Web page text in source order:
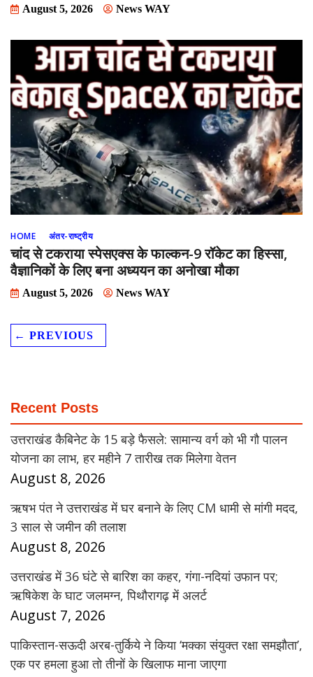
August 5, 2026 News WAY
HOME अंतर-राष्ट्रीय
चांद से टकराया स्पेसएक्स के फाल्कन-9 रॉकेट का हिस्सा,
वैज्ञानिकों के लिए बना अध्ययन का अनोखा मौका
August 5, 2026 News WAY
← PREVIOUS
Recent Posts
उत्तराखंड कैबिनेट के 15 बड़े फैसले: सामान्य वर्ग को भी गौ पालन
योजना का लाभ, हर महीने 7 तारीख तक मिलेगा वेतन
August 8, 2026
ऋषभ पंत ने उत्तराखंड में घर बनाने के लिए CM धामी से मांगी मदद,
3 साल से जमीन की तलाश
August 8, 2026
उत्तराखंड में 36 घंटे से बारिश का कहर, गंगा-नदियां उफान पर;
ऋषिकेश के घाट जलमग्न, पिथौरागढ़ में अलर्ट
August 7, 2026
पाकिस्तान-सऊदी अरब-तुर्किये ने किया ‘मक्का संयुक्त रक्षा समझौता’,
एक पर हमला हुआ तो तीनों के खिलाफ माना जाएगा